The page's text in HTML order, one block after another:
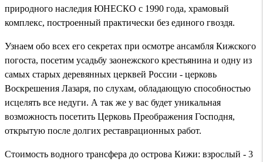
природного наследия ЮНЕСКО с 1990 года, храмовый
комплекс, построенный практически без единого гвоздя.
Узнаем обо всех его секретах при осмотре ансамбля Кижского
погоста, посетим усадьбу заонежского крестьянина и одну из
самых старых деревянных церквей России - церковь
Воскрешения Лазаря, по слухам, обладающую способностью
исцелять все недуги. А так же у вас будет уникальная
возможность посетить Церковь Преображения Господня,
открытую после долгих реставрационных работ.
Стоимость водного трансфера до острова Кижи: взрослый - 3